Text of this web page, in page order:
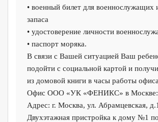
• военный билет для военнослужащих
запаса
• удостоверение личности
• паспорт моряка.
В связи с Вашей ситуацией Ваш
подойти с социальной картой и
из домовой книги в часы работы
Офис ООО «УК «ФЕНИКС» в Москве:
Адрес: г. Москва, ул. Абрамцевская, д.1
Двухэтажная пристройка к дому №1